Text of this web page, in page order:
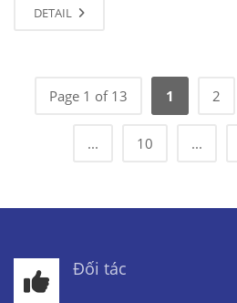
DETAIL
Page 1 of 13 1 2
... 10 ...
Đối tác